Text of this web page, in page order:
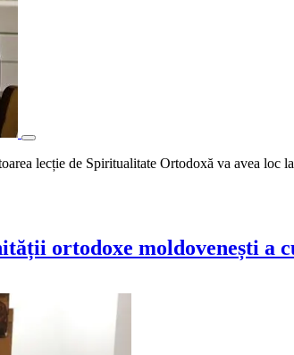
lecție de Spiritualitate Ortodoxă va avea
ortodoxe moldovenești a